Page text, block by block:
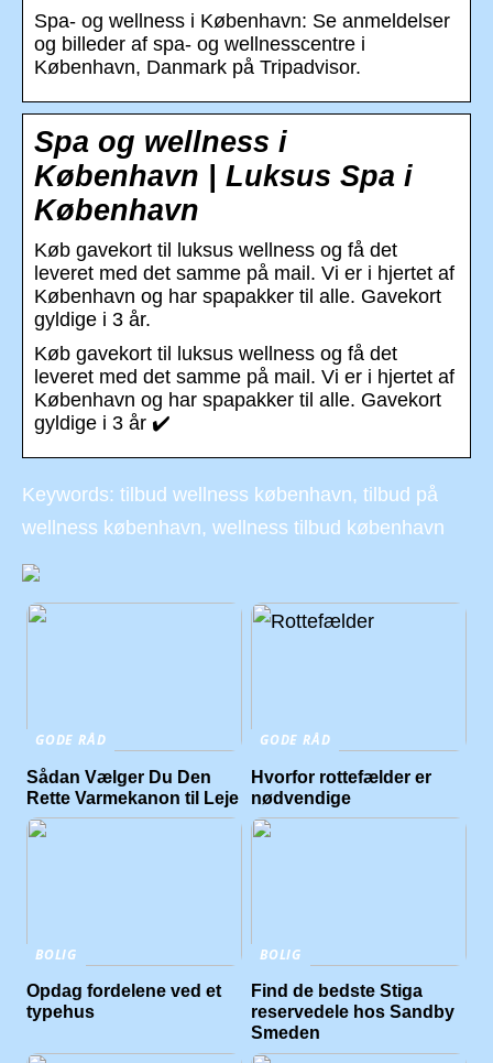
Spa- og wellness i København: Se anmeldelser
og billeder af spa- og wellnesscentre i
København, Danmark på Tripadvisor.
Spa og wellness i
København | Luksus Spa i
København
Køb gavekort til luksus wellness og få det
leveret med det samme på mail. Vi er i hjertet af
København og har spapakker til alle. Gavekort
gyldige i 3 år.
Køb gavekort til luksus wellness og få det
leveret med det samme på mail. Vi er i hjertet af
København og har spapakker til alle. Gavekort
gyldige i 3 år ✔️
Keywords: tilbud wellness københavn, tilbud på
wellness københavn, wellness tilbud københavn
GODE RÅD
Sådan Vælger Du Den
Rette Varmekanon til Leje
GODE RÅD
Hvorfor rottefælder er
nødvendige
BOLIG
Opdag fordelene ved et
typehus
BOLIG
Find de bedste Stiga
reservedele hos Sandby
Smeden